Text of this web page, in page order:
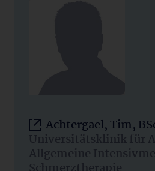
Achtergael, Tim,
Universitätsklinik für
Allgemeine